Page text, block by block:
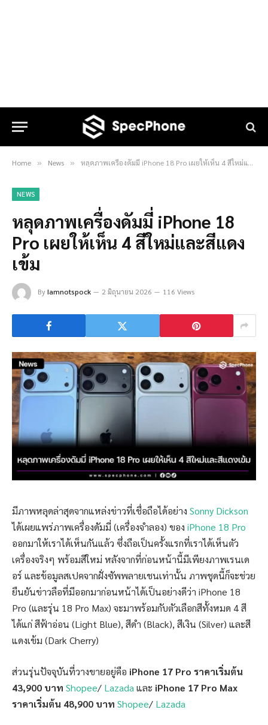
Home » News » หลุดภาพเครื่องดัมมี่ iPhone 18 Pro เผยให้เห็น 4 สีใหม่และสีแดงเข้ม
NEWS
หลุดภาพเครื่องดัมมี่ iPhone 18
Pro เผยให้เห็น 4 สีใหม่และสีแดง
เข้ม
ByIamnotspock 2 มิถุนายน 2026 116 Views
มีภาพหลุดล่าสุดจากแหล่งข่าวที่เชื่อถือได้อย่าง Sonny Dickson
ได้เผยแพร่ภาพเครื่องดัมมี่ (เครื่องจำลอง) ของ iPhone 18 Pro
ออกมาให้เราได้เห็นกันแล้ว ซึ่งถือเป็นครั้งแรกที่เราได้เห็นตัว
เครื่องจริงๆ พร้อมสีใหม่ หลังจากที่ก่อนหน้านี้มีเพียงภาพเรนเด
อร์ และข้อมูลสเปคจากฝั่งซัพพลายเชนเท่านั้น ภาพชุดนี้ก็จะช่วย
ยืนยันข่าวลือที่มีออกมาก่อนหน้าได้เป็นอย่างดีว่า iPhone 18
Pro (และรุ่น 18 Pro Max) จะมาพร้อมกับตัวเลือกสีทั้งหมด 4 สี
ได้แก่ สีฟ้าอ่อน (Light Blue), สีดำ (Black), สีเงิน (Silver) และสี
แดงเข้ม (Dark Cherry)
ส่วนรุ่นปัจจุบันที่วางขายอยู่คือ iPhone 17 Pro ราคาเริ่มต้น
43,900 บาท Shopee/ Lazada และ iPhone 17 Pro Max
ราคาเริ่มต้น 48,900 บาท Shopee/ Lazada